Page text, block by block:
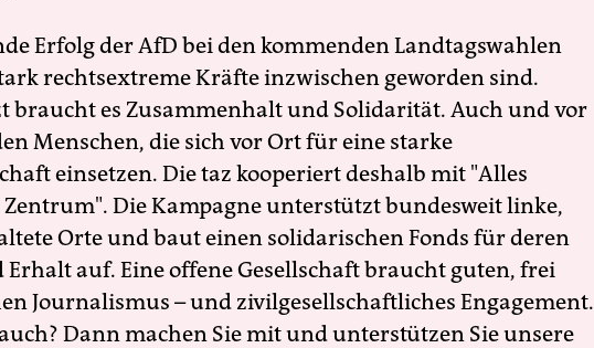
Erfolg der AfD bei den kommenden Landtagswahlen
rechtsextreme Kräfte inzwischen geworden sind.
braucht es Zusammenhalt und Solidarität. Auch und vor
Menschen, die sich vor Ort für eine starke
einsetzen. Die taz kooperiert deshalb mit "Alles
Die Kampagne unterstützt bundesweit linke,
Orte und baut einen solidarischen Fonds für deren
Erhalt auf. Eine offene Gesellschaft braucht guten, frei
Journalismus – und zivilgesellschaftliches Engagement.
Dann machen Sie mit und unterstützen Sie unsere